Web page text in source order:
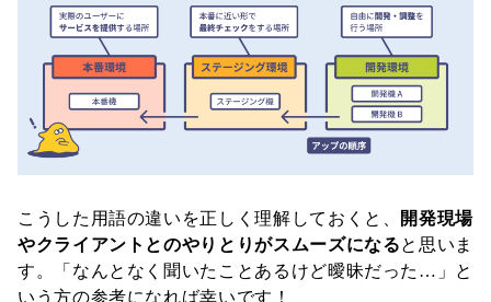
こうした用語の違いを正しく理解しておくと、 開発現場
やクライアントとのやりとりがスムーズになると思いま
す。「なんとなく聞いたことあるけど曖昧だった…」と
いう方の参考になれば幸いです！